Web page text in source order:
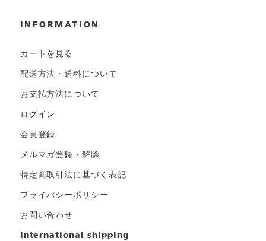
INFORMATION
カートを見る
配送方法・送料について
お支払方法について
ログイン
会員登録
メルマガ登録・解除
特定商取引法に基づく表記
プライバシーポリシー
お問い合わせ
international shipping